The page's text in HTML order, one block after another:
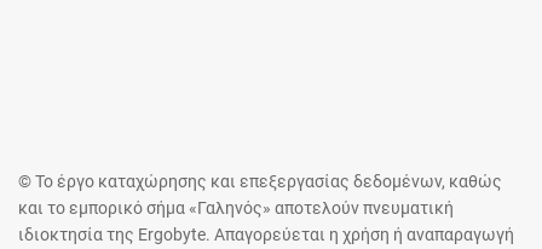
© Το έργο καταχώρησης και επεξεργασίας δεδομένων, καθώς
και το εμπορικό σήμα «Γαληνός» αποτελούν πνευματική
ιδιοκτησία της Ergobyte. Απαγορεύεται η χρήση ή αναπαραγωγή